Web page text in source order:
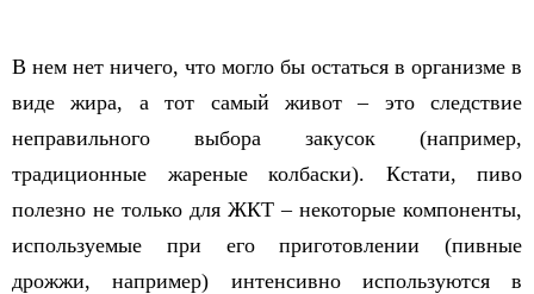
В нем нет ничего, что могло бы остаться в организме в
виде жира, а тот самый живот – это следствие
неправильного выбора закусок (например,
традиционные жареные колбаски). Кстати, пиво
полезно не только для ЖКТ – некоторые компоненты,
используемые при его приготовлении (пивные
дрожжи, например) интенсивно используются в